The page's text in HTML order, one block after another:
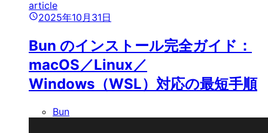
article
2025年10月31日
Bun のインストール完全ガイド：
macOS／Linux／
Windows（WSL）対応の最短手順
Bun